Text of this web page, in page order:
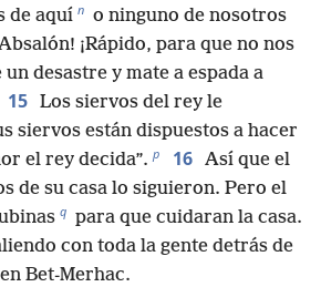
de aquí n o ninguno de nosotros
¡Rápido, para que no nos
desastre y mate a espada a
15 Los siervos del rey le
siervos están dispuestos a hacer
el rey decida”. p 16 Así que el
de su casa lo siguieron. Pero el
q para que cuidaran la casa.
con toda la gente detrás de
Bet-Merhac.